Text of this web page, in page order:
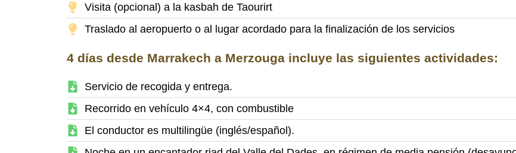
Visita (opcional) a la kasbah de Taourirt
Traslado al aeropuerto o al lugar acordado para la finalización de los servicios
4 días desde Marrakech a Merzouga incluye las siguientes actividades:
Servicio de recogida y entrega.
Recorrido en vehículo 4×4, con combustible
El conductor es multilingüe (inglés/español).